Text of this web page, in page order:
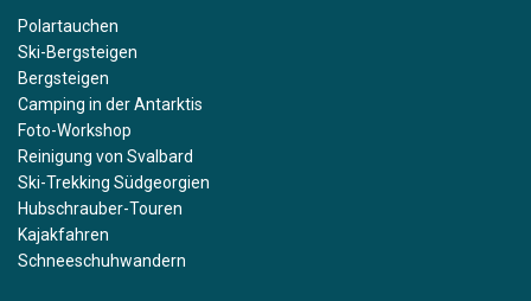
Polartauchen
Ski-Bergsteigen
Bergsteigen
Camping in der Antarktis
Foto-Workshop
Reinigung von Svalbard
Ski-Trekking Südgeorgien
Hubschrauber-Touren
Kajakfahren
Schneeschuhwandern